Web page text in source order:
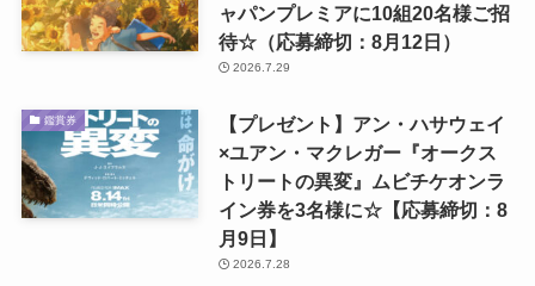
ャパンプレミアに10組20名様ご招
待☆（応募締切：8月12日）
2026.7.29
鑑賞券
【プレゼント】アン・ハサウェイ
×ユアン・マクレガー『オークス
トリートの異変』ムビチケオンラ
イン券を3名様に☆【応募締切：8
月9日】
2026.7.28